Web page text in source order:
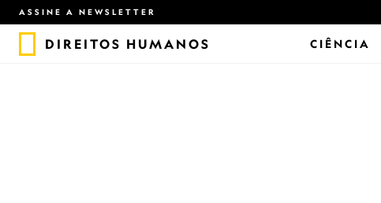
ASSINE A NEWSLETTER
DIREITOS HUMANOS CIÊNCIA